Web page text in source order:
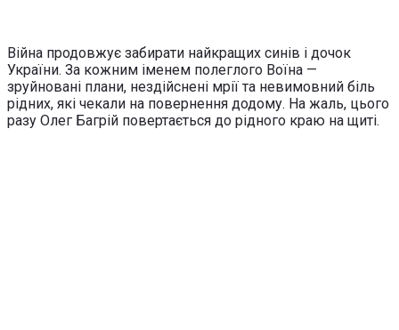
Війна продовжує забирати найкращих синів і дочок
України. За кожним іменем полеглого Воїна —
зруйновані плани, нездійснені мрії та невимовний біль
рідних, які чекали на повернення додому. На жаль, цього
разу Олег Багрій повертається до рідного краю на щиті.